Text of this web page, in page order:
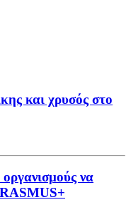
και χρυσός στο
να